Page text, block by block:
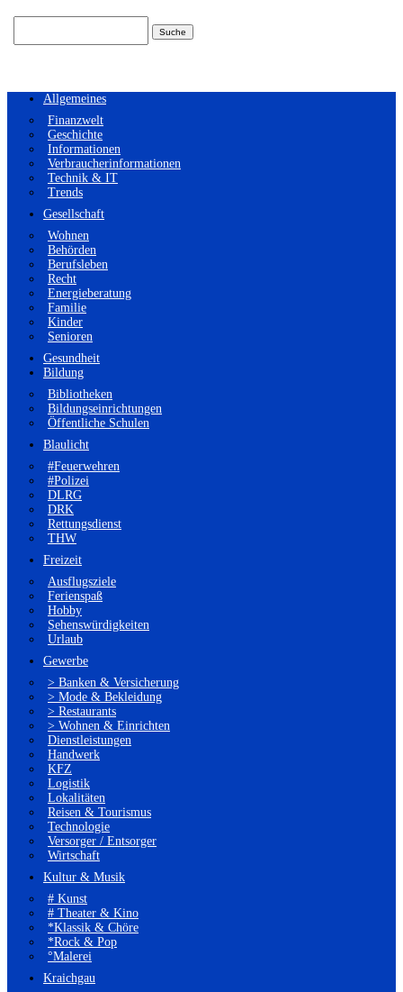
Allgemeines
Finanzwelt
Geschichte
Informationen
Verbraucherinformationen
Technik & IT
Trends
Gesellschaft
Wohnen
Behörden
Berufsleben
Recht
Energieberatung
Familie
Kinder
Senioren
Gesundheit
Bildung
Bibliotheken
Bildungseinrichtungen
Öffentliche Schulen
Blaulicht
#Feuerwehren
#Polizei
DLRG
DRK
Rettungsdienst
THW
Freizeit
Ausflugsziele
Ferienspaß
Hobby
Sehenswürdigkeiten
Urlaub
Gewerbe
> Banken & Versicherung
> Mode & Bekleidung
> Restaurants
> Wohnen & Einrichten
Dienstleistungen
Handwerk
KFZ
Logistik
Lokalitäten
Reisen & Tourismus
Technologie
Versorger / Entsorger
Wirtschaft
Kultur & Musik
# Kunst
# Theater & Kino
*Klassik & Chöre
*Rock & Pop
°Malerei
Kraichgau